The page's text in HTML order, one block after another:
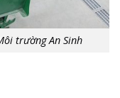
trường An Sinh